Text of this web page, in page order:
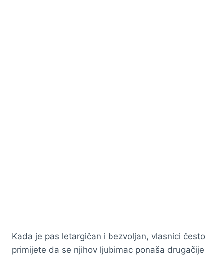
Kada je pas letargičan i bezvoljan, vlasnici često
primijete da se njihov ljubimac ponaša drugačije